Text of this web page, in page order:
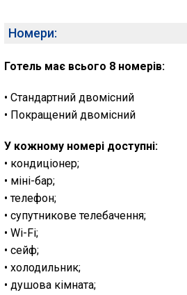
Номери:
Готель має всього 8 номерів:
• Стандартний двомісний
• Покращений двомісний
У кожному номері доступні:
• кондиціонер;
• міні-бар;
• телефон;
• супутникове телебачення;
• Wi-Fi;
• сейф;
• холодильник;
• душова кімната;